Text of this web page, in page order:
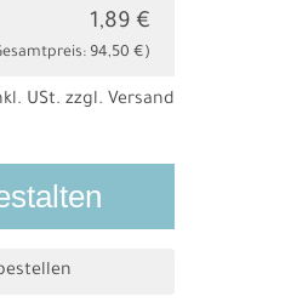
1,89 €
94,50 €)
USt. zzgl. Versand